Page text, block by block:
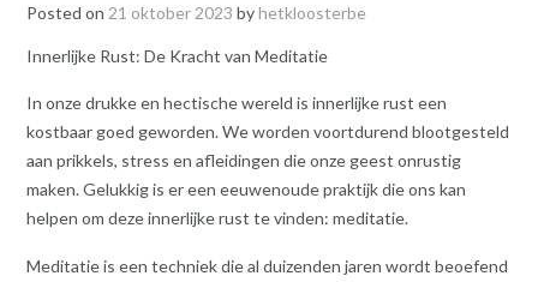
Posted on 21 oktober 2023 byhetkloosterbe
Innerlijke Rust: De Kracht van Meditatie
In onze drukke en hectische wereld is innerlijke rust een
kostbaar goed geworden. We worden voortdurend blootgesteld
aan prikkels, stress en afleidingen die onze geest onrustig
maken. Gelukkig is er een eeuwenoude praktijk die ons kan
helpen om deze innerlijke rust te vinden: meditatie.
Meditatie is een techniek die al duizenden jaren wordt beoefend